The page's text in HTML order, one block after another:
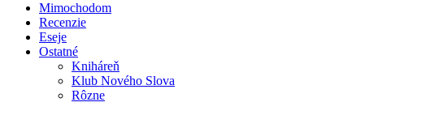
Mimochodom
Recenzie
Eseje
Ostatné
Kniháreň
Klub Nového Slova
Rôzne